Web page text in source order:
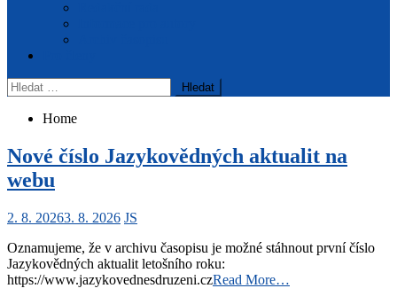
Vyhledávání
Home
Nové číslo Jazykovědných aktualit na
webu
2. 8. 20263. 8. 2026 JS
Oznamujeme, že v archivu časopisu je možné stáhnout první číslo
Jazykovědných aktualit letošního roku:
https://www.jazykovednesdruzeni.czRead More…